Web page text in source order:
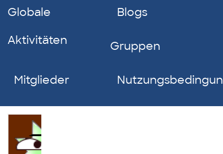
Globale
Aktivitäten
Blogs
Gruppen
Mitglieder